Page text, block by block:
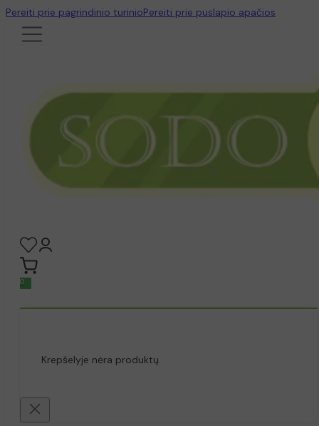
Pereiti prie pagrindinio turinioPereiti prie puslapio apačios
0
Krepšelyje nėra produktų.